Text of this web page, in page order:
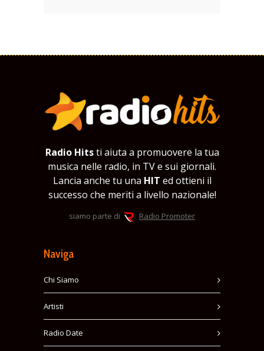
Radio Hitsti aiuta a promuovere la tua
musica nelle radio, in TV e sui giornali.
Lancia anche tu una HIT ed ottieni il
successo che meriti a livello nazionale!
siamo parte di Radio Promoter
Naviga
Chi Siamo
Artisti
Radio Date